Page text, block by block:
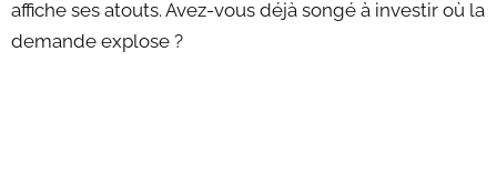
affiche ses atouts. Avez-vous déjà songé à investir où la
demande explose ?